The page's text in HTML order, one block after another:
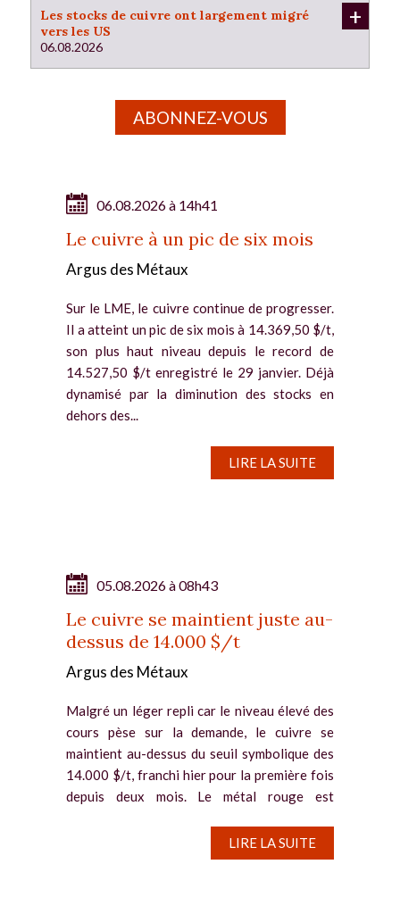
Les stocks de cuivre ont largement migré
vers les US
06.08.2026
+
ABONNEZ-VOUS
06.08.2026 à 14h41
Le cuivre à un pic de six mois
Argus des Métaux
Sur le LME, le cuivre continue de progresser.
Il a atteint un pic de six mois à 14.369,50 $/t,
son plus haut niveau depuis le record de
14.527,50 $/t enregistré le 29 janvier. Déjà
dynamisé par la diminution des stocks en
dehors des...
LIRE LA SUITE
05.08.2026 à 08h43
Le cuivre se maintient juste au-
dessus de 14.000 $/t
Argus des Métaux
Malgré un léger repli car le niveau élevé des
cours pèse sur la demande, le cuivre se
maintient au-dessus du seuil symbolique des
14.000 $/t, franchi hier pour la première fois
depuis deux mois. Le métal rouge est
LIRE LA SUITE